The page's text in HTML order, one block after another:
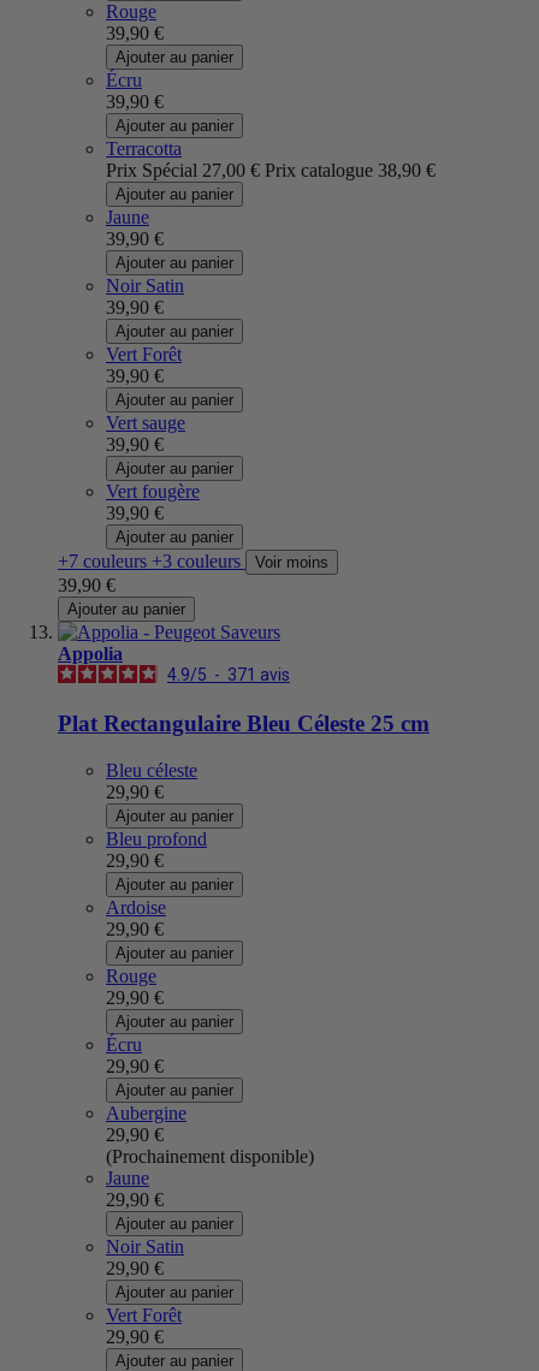
Rouge
39,90 €
Ajouter au panier
Écru
39,90 €
Ajouter au panier
Terracotta
Prix Spécial 27,00 € Prix catalogue 38,90 €
Ajouter au panier
Jaune
39,90 €
Ajouter au panier
Noir Satin
39,90 €
Ajouter au panier
Vert Forêt
39,90 €
Ajouter au panier
Vert sauge
39,90 €
Ajouter au panier
Vert fougère
39,90 €
Ajouter au panier
+7 couleurs +3 couleurs Voir moins
39,90 €
Ajouter au panier
Appolia
4.9/5 - 371 avis
Plat Rectangulaire Bleu Céleste 25 cm
Bleu céleste
29,90 €
Ajouter au panier
Bleu profond
29,90 €
Ajouter au panier
Ardoise
29,90 €
Ajouter au panier
Rouge
29,90 €
Ajouter au panier
Écru
29,90 €
Ajouter au panier
Aubergine
29,90 €
(Prochainement disponible)
Jaune
29,90 €
Ajouter au panier
Noir Satin
29,90 €
Ajouter au panier
Vert Forêt
29,90 €
Ajouter au panier